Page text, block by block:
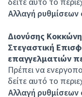
Αλλαγή ρυθμίσεων
Διονύσης
Στεγαστική
επαγγελματιών
Πρέπει να
δείτε αυτό το
Αλλαγή ρυθμίσεων